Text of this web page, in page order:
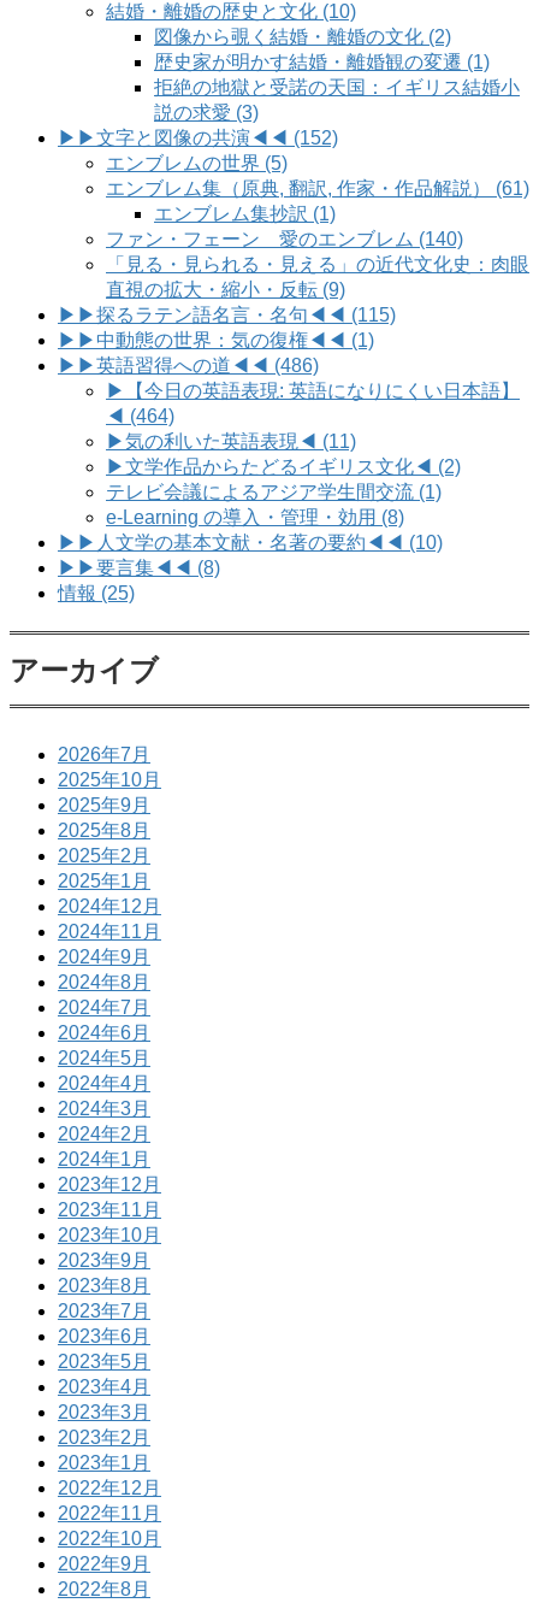
結婚・離婚の歴史と文化 (10)
図像から覗く結婚・離婚の文化 (2)
歴史家が明かす結婚・離婚観の変遷 (1)
拒絶の地獄と受諾の天国：イギリス結婚小
説の求愛 (3)
▶▶文字と図像の共演◀◀ (152)
エンブレムの世界 (5)
エンブレム集（原典, 翻訳, 作家・作品解説） (61)
エンブレム集抄訳 (1)
ファン・フェーン 愛のエンブレム (140)
「見る・見られる・見える」の近代文化史：肉眼
直視の拡大・縮小・反転 (9)
▶▶探るラテン語名言・名句◀◀ (115)
▶▶中動態の世界：気の復権◀◀ (1)
▶▶英語習得への道◀◀ (486)
▶【今日の英語表現: 英語になりにくい日本語】
◀ (464)
▶気の利いた英語表現◀ (11)
▶文学作品からたどるイギリス文化◀ (2)
テレビ会議によるアジア学生間交流 (1)
e-Learning の導入・管理・効用 (8)
▶▶人文学の基本文献・名著の要約◀◀ (10)
▶▶要言集◀◀ (8)
情報 (25)
アーカイブ
2026年7月
2025年10月
2025年9月
2025年8月
2025年2月
2025年1月
2024年12月
2024年11月
2024年9月
2024年8月
2024年7月
2024年6月
2024年5月
2024年4月
2024年3月
2024年2月
2024年1月
2023年12月
2023年11月
2023年10月
2023年9月
2023年8月
2023年7月
2023年6月
2023年5月
2023年4月
2023年3月
2023年2月
2023年1月
2022年12月
2022年11月
2022年10月
2022年9月
2022年8月